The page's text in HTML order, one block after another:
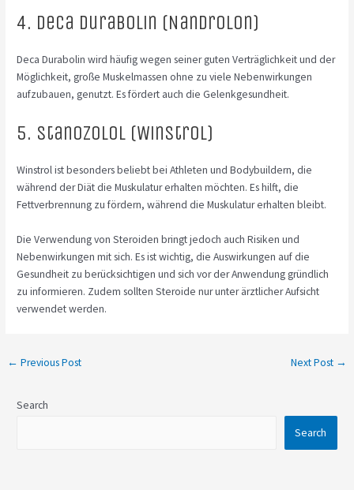
4. Deca Durabolin (Nandrolon)
Deca Durabolin wird häufig wegen seiner guten Verträglichkeit und der
Möglichkeit, große Muskelmassen ohne zu viele Nebenwirkungen
aufzubauen, genutzt. Es fördert auch die Gelenkgesundheit.
5. Stanozolol (Winstrol)
Winstrol ist besonders beliebt bei Athleten und Bodybuildern, die
während der Diät die Muskulatur erhalten möchten. Es hilft, die
Fettverbrennung zu fördern, während die Muskulatur erhalten bleibt.
Die Verwendung von Steroiden bringt jedoch auch Risiken und
Nebenwirkungen mit sich. Es ist wichtig, die Auswirkungen auf die
Gesundheit zu berücksichtigen und sich vor der Anwendung gründlich
zu informieren. Zudem sollten Steroide nur unter ärztlicher Aufsicht
verwendet werden.
← Previous Post Next Post →
Search
Search